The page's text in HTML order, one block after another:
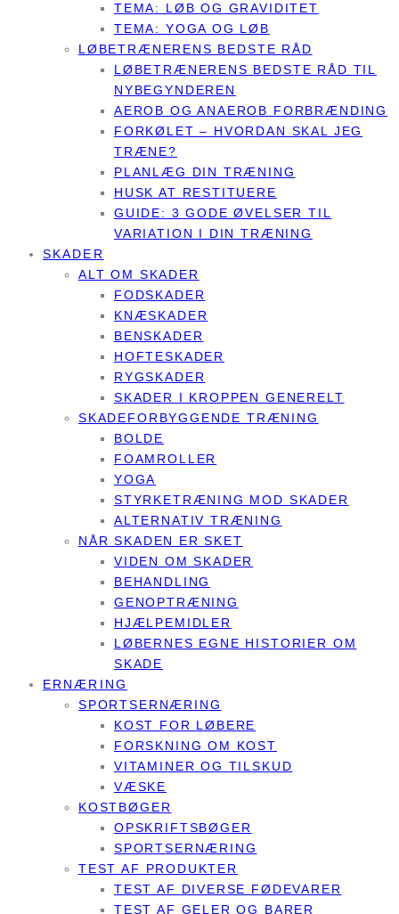
TEMA: LØB OG GRAVIDITET
TEMA: YOGA OG LØB
LØBETRÆNERENS BEDSTE RÅD
LØBETRÆNERENS BEDSTE RÅD TIL
NYBEGYNDEREN
AEROB OG ANAEROB FORBRÆNDING
FORKØLET – HVORDAN SKAL JEG
TRÆNE?
PLANLÆG DIN TRÆNING
HUSK AT RESTITUERE
GUIDE: 3 GODE ØVELSER TIL
VARIATION I DIN TRÆNING
SKADER
ALT OM SKADER
FODSKADER
KNÆSKADER
BENSKADER
HOFTESKADER
RYGSKADER
SKADER I KROPPEN GENERELT
SKADEFORBYGGENDE TRÆNING
BOLDE
FOAMROLLER
YOGA
STYRKETRÆNING MOD SKADER
ALTERNATIV TRÆNING
NÅR SKADEN ER SKET
VIDEN OM SKADER
BEHANDLING
GENOPTRÆNING
HJÆLPEMIDLER
LØBERNES EGNE HISTORIER OM
SKADE
ERNÆRING
SPORTSERNÆRING
KOST FOR LØBERE
FORSKNING OM KOST
VITAMINER OG TILSKUD
VÆSKE
KOSTBØGER
OPSKRIFTSBØGER
SPORTSERNÆRING
TEST AF PRODUKTER
TEST AF DIVERSE FØDEVARER
TEST AF GELER OG BARER